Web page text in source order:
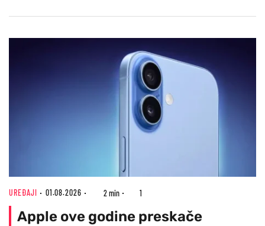
UREĐAJI 01.08.2026 2 min 1
Apple ove godine preskače